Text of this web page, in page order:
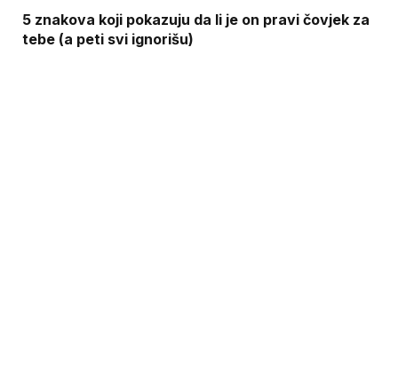
5 znakova koji pokazuju da li je on pravi čovjek za
tebe (a peti svi ignorišu)